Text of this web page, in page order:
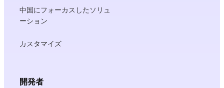
中国にフォーカスしたソリュ
ーション
カスタマイズ
開発者